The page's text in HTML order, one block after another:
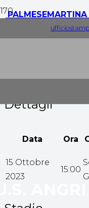
PALMESEMARTINA
Dettagli
Data Ora
15 Ottobre
2023
15:00